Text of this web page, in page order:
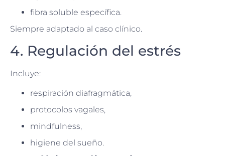
fibra soluble específica.
Siempre adaptado al caso clínico.
4. Regulación del estrés
Incluye:
respiración diafragmática,
protocolos vagales,
mindfulness,
higiene del sueño.